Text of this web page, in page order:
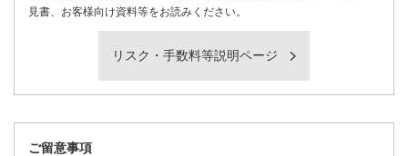
見書、お客様向け資料等をお読みください。
リスク・手数料等説明ページ
ご留意事項